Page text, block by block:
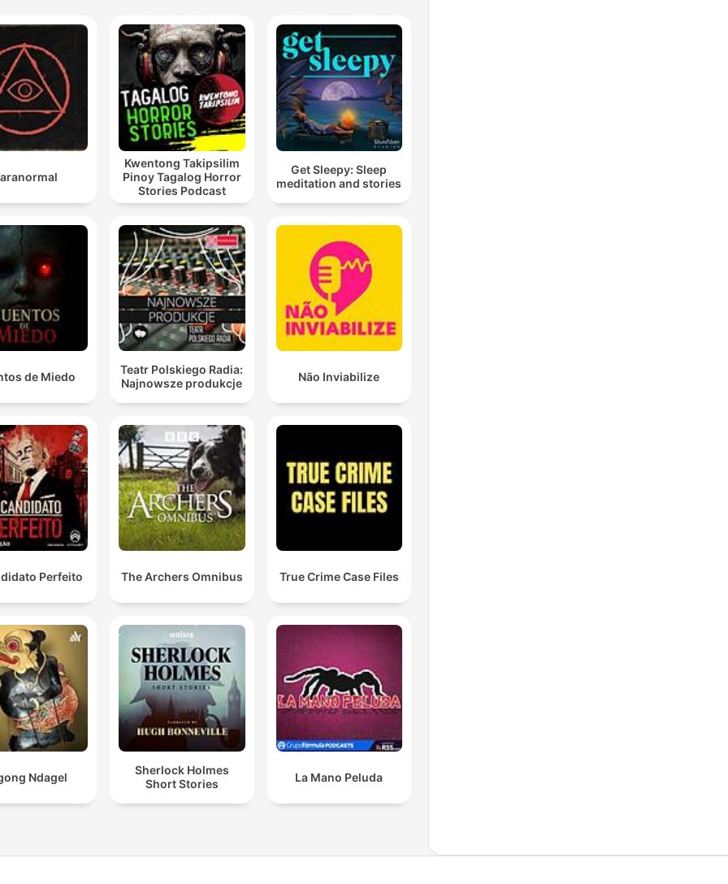
Kwentong Takipsilim
Pinoy Tagalog Horror
Stories Podcast
Get Sleepy: Sleep
meditation and stories
de Miedo
Teatr Polskiego Radia:
Najnowsze produkcje
Não Inviabilize
Perfeito The Archers Omnibus True Crime Case Files
Ndagel
Sherlock Holmes
Short Stories
La Mano Peluda